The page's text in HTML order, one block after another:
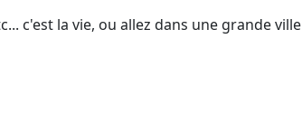
c'est la vie, ou allez dans une grande